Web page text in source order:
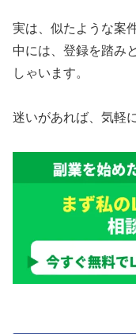
実は、似たような案
中には、登録を踏み
しゃいます。
迷いがあれば、気軽